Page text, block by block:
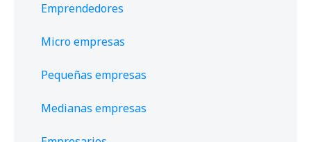
Emprendedores
Micro empresas
Pequeñas empresas
Medianas empresas